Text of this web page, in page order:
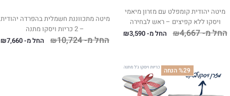
מיטה יהודית קומפלט עם מזרון מיאמי
ויסקו ללא קפיצים – ראש לבחירה
החל מ- ₪4,667 החל מ- ₪3,590
מיטה מתכווננת חשמלית בהפרדה יהודית
– 2 כריות ויסקו מתנה
החל מ- ₪10,724 החל מ- ₪7,660
%29 הנחה